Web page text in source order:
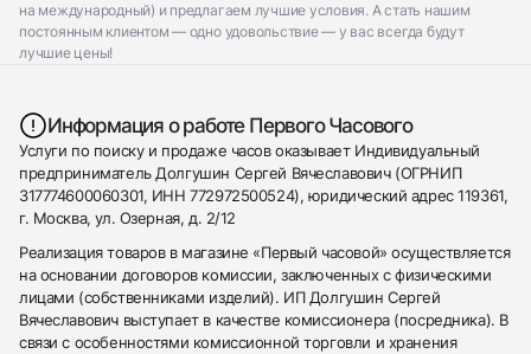
на международный) и предлагаем лучшие условия. А стать нашим
постоянным клиентом — одно удовольствие — у вас всегда будут
лучшие цены!
Информация о работе Первого Часового
Услуги по поиску и продаже часов оказывает Индивидуальный
предприниматель Долгушин Сергей Вячеславович (ОГРНИП
317774600060301, ИНН 772972500524), юридический адрес 119361,
г. Москва, ул. Озерная, д. 2/12
Реализация товаров в магазине «Первый часовой» осуществляется
на основании договоров комиссии, заключенных с физическими
лицами (собственниками изделий). ИП Долгушин Сергей
Вячеславович выступает в качестве комиссионера (посредника). В
связи с особенностями комиссионной торговли и хранения